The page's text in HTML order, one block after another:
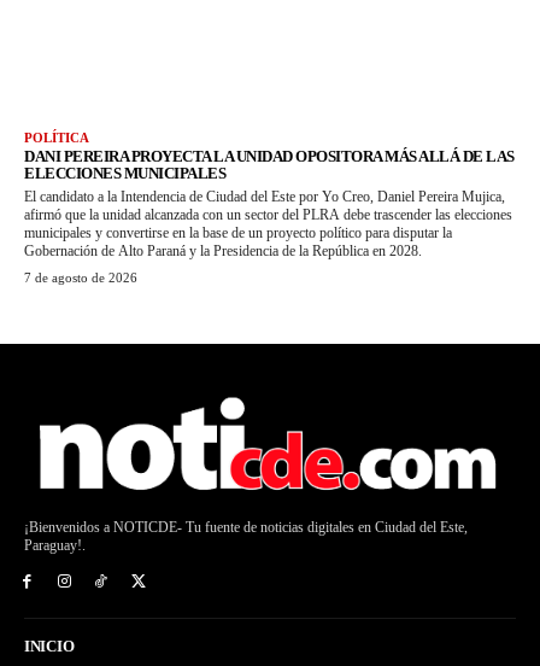
POLÍTICA
DANI PEREIRA PROYECTA LA UNIDAD OPOSITORA MÁS ALLÁ DE LAS
ELECCIONES MUNICIPALES
El candidato a la Intendencia de Ciudad del Este por Yo Creo, Daniel Pereira Mujica,
afirmó que la unidad alcanzada con un sector del PLRA debe trascender las elecciones
municipales y convertirse en la base de un proyecto político para disputar la
Gobernación de Alto Paraná y la Presidencia de la República en 2028.
7 de agosto de 2026
¡Bienvenidos a NOTICDE- Tu fuente de noticias digitales en Ciudad del Este,
Paraguay!.
INICIO